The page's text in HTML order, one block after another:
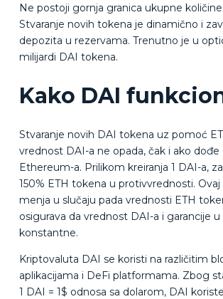
Ne postoji gornja granica ukupne
Stvaranje novih tokena je dinamično i
depozita u rezervama. Trenutno je u
milijardi DAI tokena.
Kako DAI
Stvaranje novih DAI tokena uz pomoć
vrednost DAI-a ne opada, čak i ako dođe
Ethereum-a. Prilikom kreiranja 1 DAI-a,
150% ETH tokena u protivvrednosti.
menja u slučaju pada vrednosti ETH
osigurava da vrednost DAI-a i garancije u
konstantne.
Kriptovaluta DAI se koristi na različitim
aplikacijama i DeFi platformama. Zbog
1 DAI = 1$ odnosa sa dolarom, DAI